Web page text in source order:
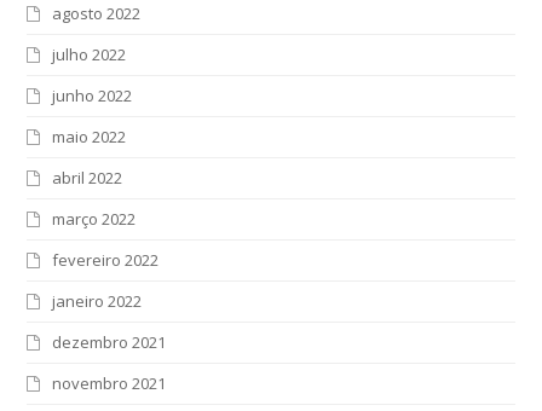
agosto 2022
julho 2022
junho 2022
maio 2022
abril 2022
março 2022
fevereiro 2022
janeiro 2022
dezembro 2021
novembro 2021